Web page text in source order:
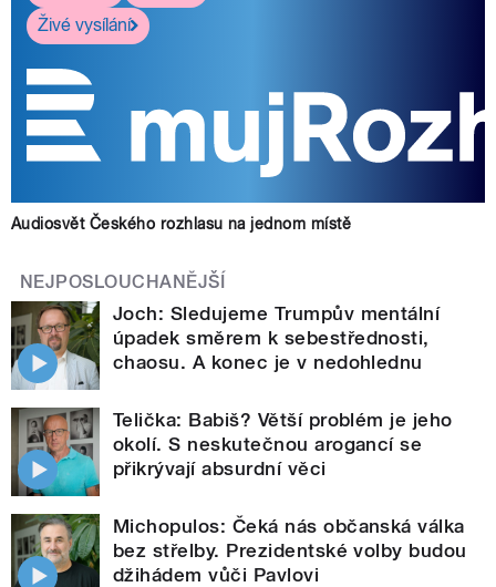
Živé vysílání
Audiosvět Českého rozhlasu na jednom místě
NEJPOSLOUCHANĚJŠÍ
Joch: Sledujeme Trumpův mentální
úpadek směrem k sebestřednosti,
chaosu. A konec je v nedohlednu
Telička: Babiš? Větší problém je jeho
okolí. S neskutečnou arogancí se
přikrývají absurdní věci
Michopulos: Čeká nás občanská válka
bez střelby. Prezidentské volby budou
džihádem vůči Pavlovi